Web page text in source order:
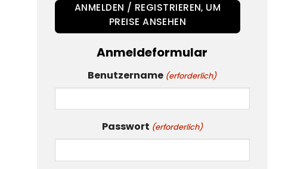
ANMELDEN / REGISTRIEREN, UM
PREISE ANSEHEN
Anmeldeformular
Benutzername (erforderlich)
Passwort (erforderlich)